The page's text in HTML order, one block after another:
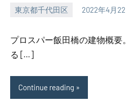
東京都千代田区 2022年4月
SEZIMO
プロスパー飯田橋の建物概要
る […]
Continue reading